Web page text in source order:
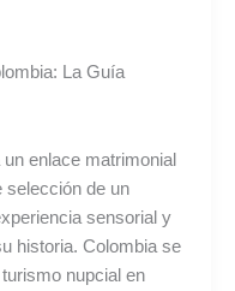
La Guía
enlace matrimonial
selección de un
sensorial y
historia. Colombia se
nupcial en